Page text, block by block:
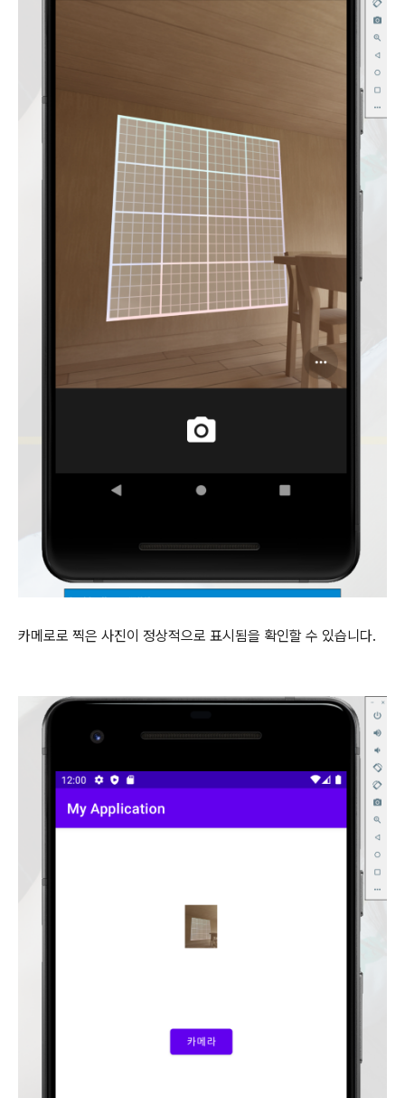
카메로로 찍은 사진이 정상적으로 표시됨을 확인할 수 있습니다.